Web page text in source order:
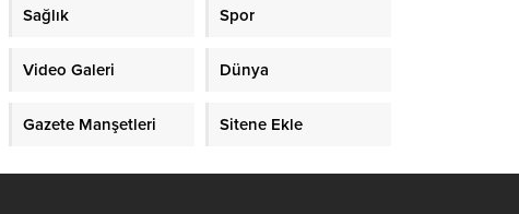
Sağlık Spor
Video Galeri Dünya
Gazete Manşetleri Sitene Ekle